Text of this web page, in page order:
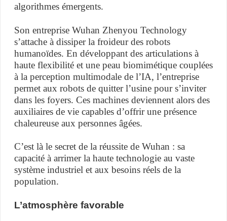
algorithmes émergents.
Son entreprise Wuhan Zhenyou Technology
s’attache à dissiper la froideur des robots
humanoïdes. En développant des articulations à
haute flexibilité et une peau biomimétique couplées
à la perception multimodale de l’IA, l’entreprise
permet aux robots de quitter l’usine pour s’inviter
dans les foyers. Ces machines deviennent alors des
auxiliaires de vie capables d’offrir une présence
chaleureuse aux personnes âgées.
C’est là le secret de la réussite de Wuhan : sa
capacité à arrimer la haute technologie au vaste
système industriel et aux besoins réels de la
population.
L’atmosphère favorable